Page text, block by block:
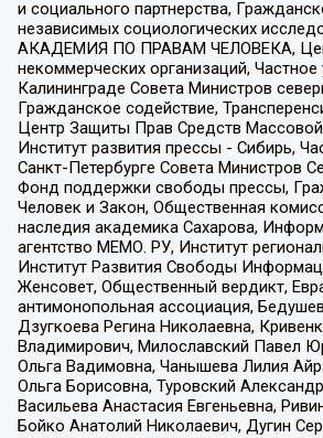
и социального партнерства,
независимых социологических
АКАДЕМИЯ ПО ПРАВАМ ЧЕЛОВЕКА,
некоммерческих организаций,
Калининграде Совета Министров
Гражданское содействие,
Центр Защиты Прав Средств
Институт развития прессы - Сибирь,
Санкт-Петербурге Совета Министров
Фонд поддержки свободы прессы,
Человек и Закон, Общественная
наследия академика Сахарова,
агентство МЕМО. РУ, Институт
Институт Развития Свободы
Женсовет, Общественный вердикт,
антимонопольная ассоциация,
Дзугкоева Регина Николаевна,
Владимирович, Милославский Павел
Ольга Вадимовна, Чанышева Лилия
Ольга Борисовна, Туровский
Васильева Анастасия Евгеньевна,
Бойко Анатолий Николаевич, Дугин